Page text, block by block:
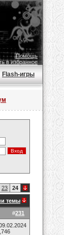
Помощь
в избранное
Flash-игры
23 24
темы
#231